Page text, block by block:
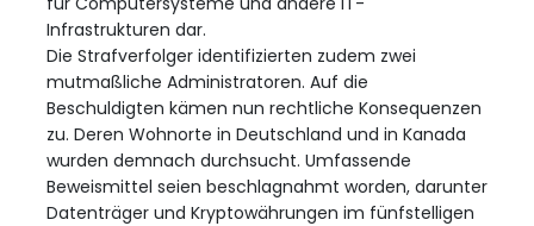
Infrastrukturen dar.
Die Strafverfolger identifizierten zudem zwei
mutmaßliche Administratoren. Auf die
Beschuldigten kämen nun rechtliche Konsequenzen
zu. Deren Wohnorte in Deutschland und in Kanada
wurden demnach durchsucht. Umfassende
Beweismittel seien beschlagnahmt worden, darunter
Datenträger und Kryptowährungen im fünfstelligen